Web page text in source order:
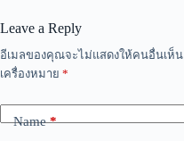
Leave a Reply
อีเมลของคุณจะไม่แสดงให้คนอื่นเห็น
เครื่องหมาย *
Name*
A
l
e